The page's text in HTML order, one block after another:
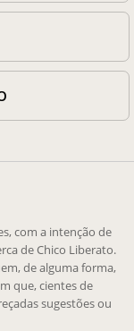
com a intenção de
de Chico Liberato.
de alguma forma,
que, cientes de
sugestões ou